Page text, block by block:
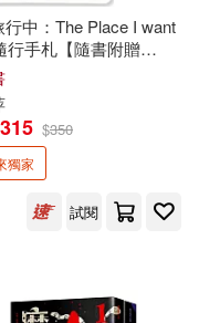
秀(2)
行中：The Place I want
行手札【隨書附贈
315 $350
獨家
試閱